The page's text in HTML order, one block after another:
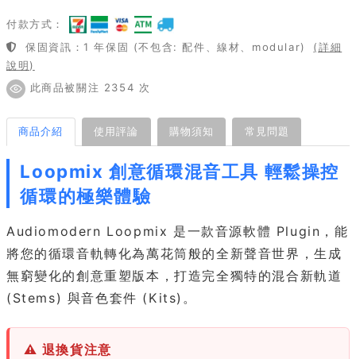
付款方式：
保固資訊：1 年保固 (不包含: 配件、線材、modular)
(詳細
說明)
此商品被關注 2354 次
商品介紹 使用評論 購物須知 常見問題
Loopmix 創意循環混音工具 輕鬆操控
循環的極樂體驗
Audiomodern Loopmix 是一款音源軟體 Plugin，能
將您的循環音軌轉化為萬花筒般的全新聲音世界，生成
無窮變化的創意重塑版本，打造完全獨特的混合新軌道
(Stems) 與音色套件 (Kits)。
⚠ 退換貨注意